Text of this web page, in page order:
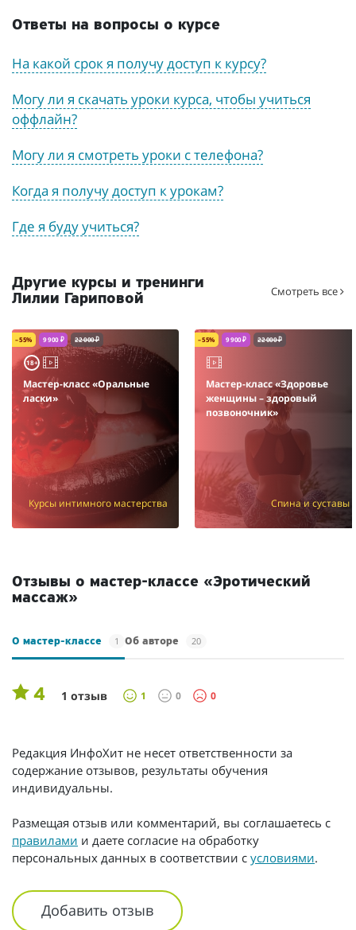
Ответы на вопросы о курсе
На какой срок я получу доступ к курсу?
Могу ли я скачать уроки курса, чтобы учиться
оффлайн?
Могу ли я смотреть уроки с телефона?
Когда я получу доступ к урокам?
Где я буду учиться?
Другие курсы и тренинги
Лилии Гариповой
Смотреть все
– 55% 9 900 ₽ 22 000 ₽
Мастер-класс «Оральные
ласки»
18+
Курсы интимного мастерства
– 55% 9 900 ₽ 22 000 ₽
Мастер-класс «Здоровье
женщины – здоровый
позвоночник»
Спина и суставы
Отзывы о мастер-классе «Эротический
массаж»
О мастер-классе 1 Об авторе 20
4 1 отзыв 1 0 0
Редакция ИнфоХит не несет ответственности за
содержание отзывов, результаты обучения
индивидуальны.
Размещая отзыв или комментарий, вы соглашаетесь с
правилами и даете согласие на обработку
персональных данных в соответствии с условиями.
Добавить отзыв